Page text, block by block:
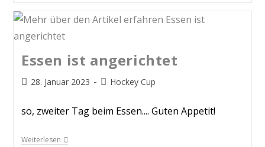
Essen ist angerichtet
28. Januar 2023 Hockey Cup
so, zweiter Tag beim Essen.... Guten Appetit!
Weiterlesen